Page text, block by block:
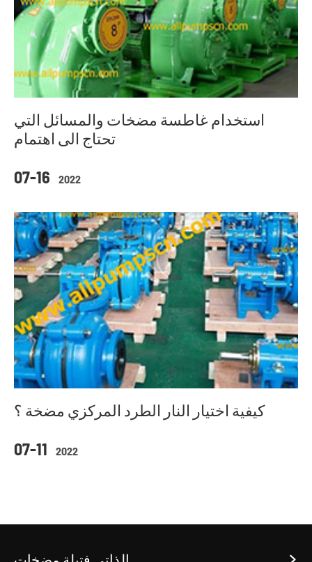
07-16 2022
استخدام غاطسة مضخات والمسائل التي
تحتاج الى اهتمام
07-11 2022
كيفية اختيار النار الطرد المركزي مضخة ؟
